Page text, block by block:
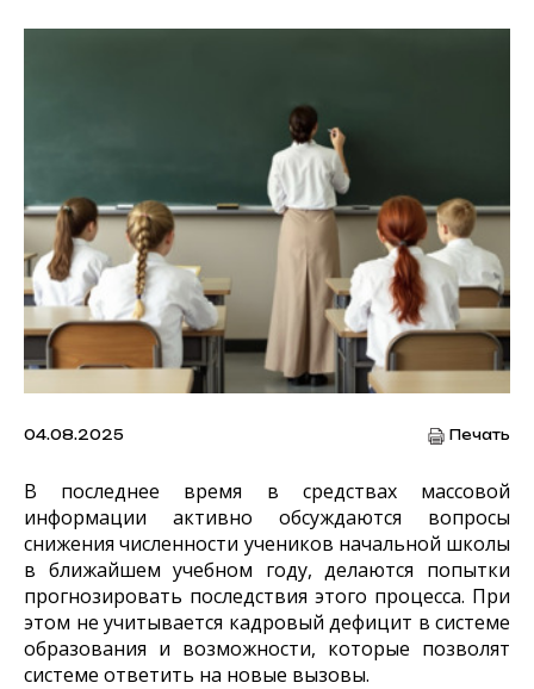
04.08.2025 Печать
В последнее время в средствах массовой
информации активно обсуждаются вопросы
снижения численности учеников начальной школы
в ближайшем учебном году, делаются попытки
прогнозировать последствия этого процесса. При
этом не учитывается кадровый дефицит в системе
образования и возможности, которые позволят
системе ответить на новые вызовы.